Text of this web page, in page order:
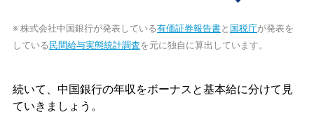
※ 株式会社中国銀行が発表している有価証券報告書と 国税庁が発表を
している 民間給与実態統計調査を元に独自に算出しています。
続いて、中国銀行の年収をボーナスと基本給に分けて見
ていきましょう。